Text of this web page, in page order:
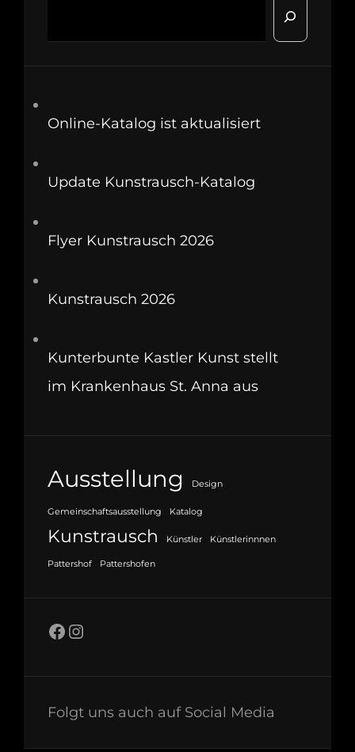
Online-Katalog ist aktualisiert
Update Kunstrausch-Katalog
Flyer Kunstrausch 2026
Kunstrausch 2026
Kunterbunte Kastler Kunst stellt
im Krankenhaus St. Anna aus
Ausstellung Design
Gemeinschaftsausstellung Katalog
Kunstrausch Künstler Künstlerinnnen
Pattershof Pattershofen
Facebook
Instagram
Folgt uns auch auf Social Media